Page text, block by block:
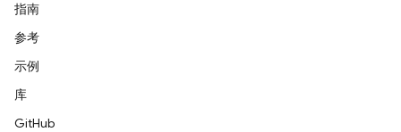
指南
参考
示例
库
GitHub